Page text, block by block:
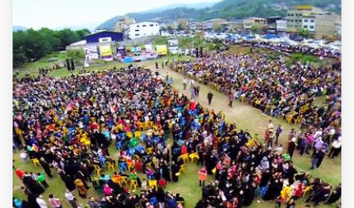
就是什叶派的第三位伊玛目和他的七十二个追随者，在卡
尔巴拉与亚齐德部队在战争中殉难。 这种哀悼是最沉痛的
哀悼。 Tasu'a和阿舒拉节的官方假期是两天。 在这个节日
里，人们穿着黑色的衣服，并通过哀悼的旗帜把街道、清
真寺和Husayniyah装扮成黑色。 在阿舒拉节之后，哀悼会持
续到萨法月。 ...